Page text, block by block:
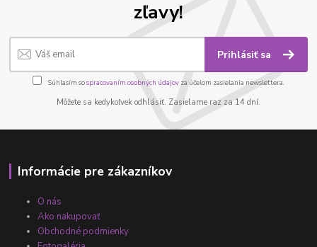
zľavy!
Prihlásiť sa
Súhlasím sospracovaním osobných údajov za účelom zasielania newslettera.
Môžete sa kedykoľvek odhlásiť. Zasielame raz za 14 dní.
Informácie pre zákazníkov
O nás
Ako nakupovať
Obchodné podmienky